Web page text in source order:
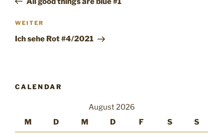
Nächster
Beitrag
WEITER
Ich sehe Rot #4/2021
CALENDAR
August 2026
M
D M D F S S